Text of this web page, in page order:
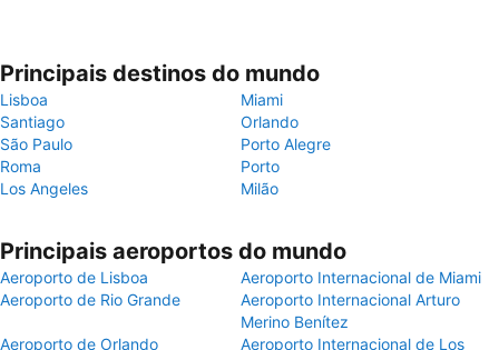
Principais destinos do mundo
Lisboa
Miami
Santiago
Orlando
São Paulo
Porto Alegre
Roma
Porto
Los Angeles
Milão
Principais aeroportos do mundo
Aeroporto de Lisboa
Aeroporto Internacional de Miami
Aeroporto de Rio Grande
Aeroporto Internacional Arturo
Merino Benítez
Aeroporto de Orlando
Aeroporto Internacional de Los